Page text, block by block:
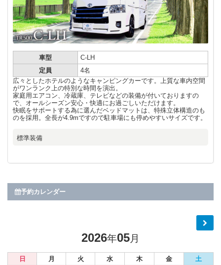
車型
C-LH
定員
4名
広々としたホテルのようなキャンピングカーです。上質な車内空間
がワンランク上の特別な時間を演出。
家庭用エアコン、冷蔵庫、テレビなどの装備が付いておりますの
で、オールシーズン安心・快適にお過ごしいただけます。
快眠をサポートする為に選んだベッドマットは、特殊立体構造のも
のを採用。全長が4.9mですので駐車場にも停めやすいサイズです。
標準装備
予約カレンダー
2026年05月
日 月 火 水 木 金 土